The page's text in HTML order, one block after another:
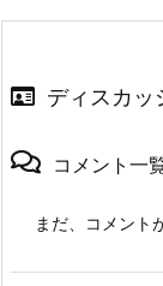
ディスカッ
コメント一
まだ、コメント